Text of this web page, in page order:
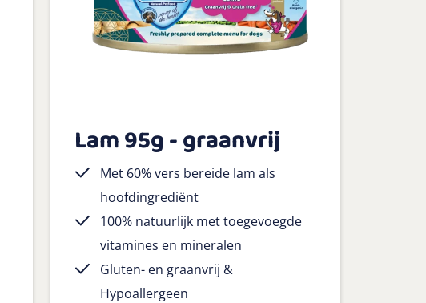
Lam 95g - graanvrij
Met 60% vers bereide lam als
hoofdingrediënt
100% natuurlijk met toegevoegde
vitamines en mineralen
Gluten- en graanvrij &
Hypoallergeen